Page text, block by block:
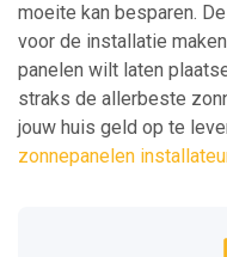
moeite kan besparen.
voor de installatie
panelen wilt laten
straks de allerbeste
jouw huis geld op te
zonnepanelen